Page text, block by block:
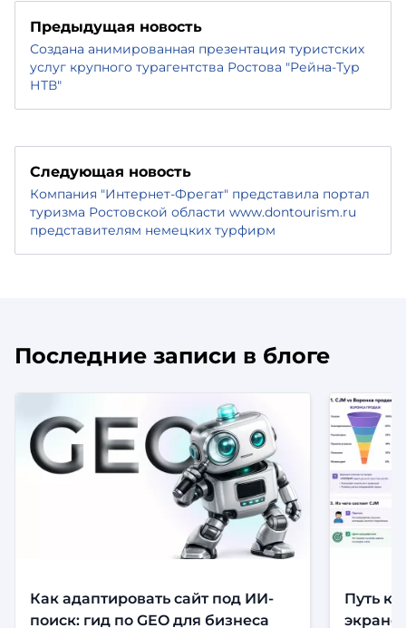
Предыдущая новость
Создана анимированная презентация туристских
услуг крупного турагентства Ростова "Рейна-Тур
НТВ"
Следующая новость
Компания "Интернет-Фрегат" представила портал
туризма Ростовской области www.dontourism.ru
представителям немецких турфирм
Последние записи в блоге
Как адаптировать сайт под ИИ-
поиск: гид по GEO для бизнеса
Путь